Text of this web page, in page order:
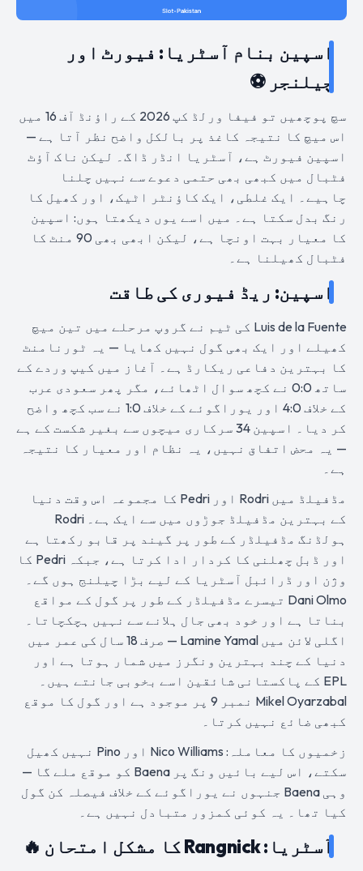
اسپین بنام آسٹریا: فیورٹ اور
چیلنجر ⚽
سچ پوچھیں تو فیفا ورلڈ کپ 2026 کے راؤنڈ آف 16 میں
اس میچ کا نتیجہ کاغذ پر بالکل واضح نظر آتا ہے —
اسپین فیورٹ ہے، آسٹریا انڈر ڈاگ۔ لیکن ناک آؤٹ
فٹبال میں کبھی بھی حتمی دعوے سے نہیں چلنا
چاہیے۔ ایک غلطی، ایک کاؤنٹر اٹیک، اور کھیل کا
رنگ بدل سکتا ہے۔ میں اسے یوں دیکھتا ہوں: اسپین
کا معیار بہت اونچا ہے، لیکن ابھی بھی 90 منٹ کا
فٹبال کھیلنا ہے۔
اسپین: ریڈ فیوری کی طاقت
Luis de la Fuente کی ٹیم نے گروپ مرحلے میں تین میچ
کھیلے اور ایک بھی گول نہیں کھایا — یہ ٹورنامنٹ
کا بہترین دفاعی ریکارڈ ہے۔ آغاز میں کیپ وردے کے
ساتھ 0:0 نے کچھ سوال اٹھائے، مگر پھر سعودی عرب
کے خلاف 4:0 اور یوراگوئے کے خلاف 1:0 نے سب کچھ واضح
کر دیا۔ اسپین 34 سرکاری میچوں سے بغیر شکست کے ہے
— یہ محض اتفاق نہیں، یہ نظام اور معیار کا نتیجہ
ہے۔
مڈفیلڈ میں Rodri اور Pedri کا مجموعہ اس وقت دنیا
کے بہترین مڈفیلڈ جوڑوں میں سے ایک ہے۔ Rodri
ہولڈنگ مڈفیلڈر کے طور پر گیند پر قابو رکھتا ہے
اور ڈبل چھلنی کا کردار ادا کرتا ہے، جبکہ Pedri کا
وژن اور ڈرائبل آسٹریا کے لیے بڑا چیلنج ہوں گے۔
Dani Olmo تیسرے مڈفیلڈر کے طور پر گول کے مواقع
بناتا ہے اور خود بھی جال ہلانے سے نہیں ہچکچاتا۔
اگلی لائن میں Lamine Yamal — صرف 18 سال کی عمر میں
دنیا کے چند بہترین ونگرز میں شمار ہوتا ہے اور
EPL کے پاکستانی شائقین اسے بخوبی جانتے ہیں۔
Mikel Oyarzabal نمبر 9 پر موجود ہے اور گول کا موقع
کبھی ضائع نہیں کرتا۔
زخمیوں کا معاملہ: Nico Williams اور Pino نہیں کھیل
سکتے، اس لیے بائیں ونگ پر Baena کو موقع ملے گا —
وہی Baena جنہوں نے یوراگوئے کے خلاف فیصلہ کن گول
کیا تھا۔ یہ کوئی کمزور متبادل نہیں ہے۔
آسٹریا: Rangnick کا مشکل امتحان 🔥